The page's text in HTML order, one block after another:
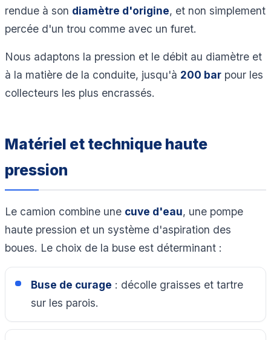
rendue à son diamètre d'origine, et non simplement
percée d'un trou comme avec un furet.
Nous adaptons la pression et le débit au diamètre et
à la matière de la conduite, jusqu'à 200 bar pour les
collecteurs les plus encrassés.
Matériel et technique haute
pression
Le camion combine une cuve d'eau, une pompe
haute pression et un système d'aspiration des
boues. Le choix de la buse est déterminant :
Buse de curage : décolle graisses et tartre
sur les parois.